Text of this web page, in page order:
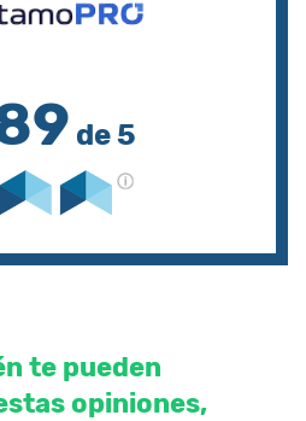
de 5
te pueden
opiniones,